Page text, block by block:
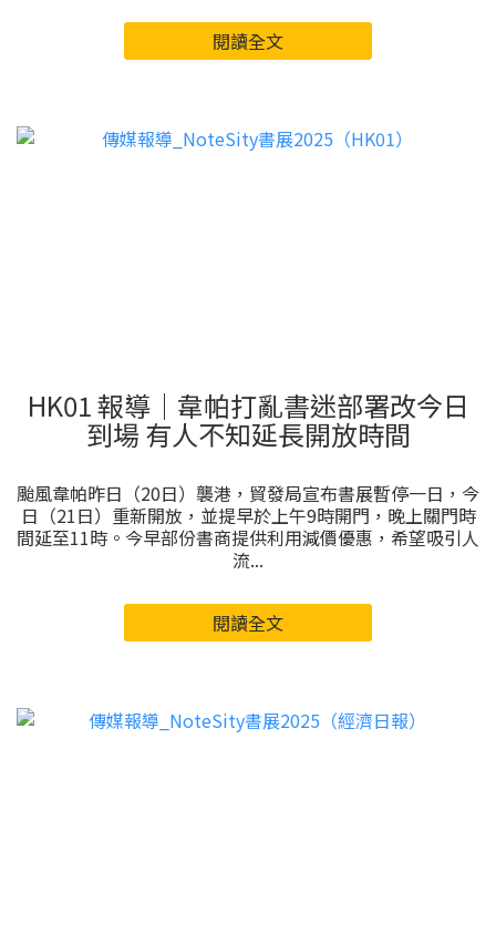
閱讀全文
HK01 報導｜韋帕打亂書迷部署改今日
到場 有人不知延長開放時間
颱風韋帕昨日（20日）襲港，貿發局宣布書展暫停一日，今
日（21日）重新開放，並提早於上午9時開門，晚上關門時
間延至11時。今早部份書商提供利用減價優惠，希望吸引人
流...
閱讀全文